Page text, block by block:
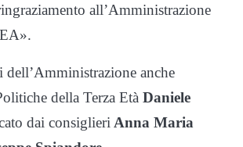
all’Amministrazione
dell’Amministrazione anche
della Terza Età Daniele
dai consiglieri Anna Maria